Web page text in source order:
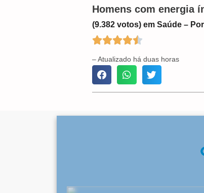
Homens com energia
(9.382 votos) em Saúde –

– Atualizado há duas horas